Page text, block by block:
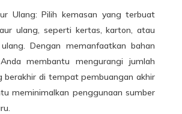
Ulang: Pilih kemasan yang terbuat
ulang, seperti kertas, karton, atau
Dengan memanfaatkan bahan
membantu mengurangi jumlah
berakhir di tempat pembuangan akhir
meminimalkan penggunaan sumber